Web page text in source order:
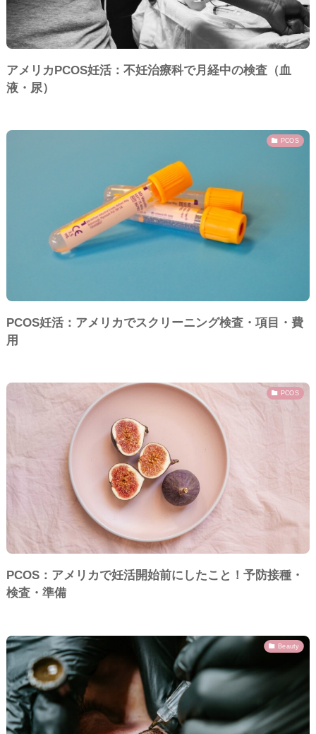
アメリカPCOS妊活：不妊治療科で月経中の検査（血
液・尿）
PCOS
PCOS妊活：アメリカでスクリーニング検査・項目・費
用
PCOS
PCOS：アメリカで妊活開始前にしたこと！予防接種・
検査・準備
Beauty